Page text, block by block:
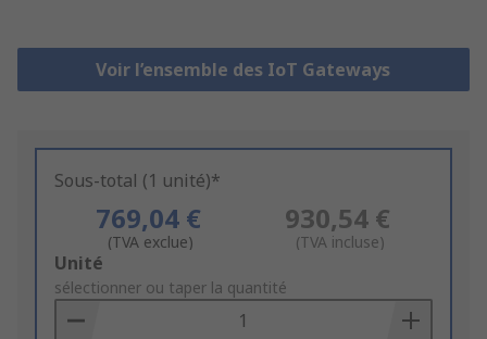
Voir l’ensemble des IoT Gateways
Sous-total (1 unité)*
769,04 €
(TVA exclue)
930,54 €
(TVA incluse)
Add
to
Basket
Unité
sélectionner ou taper la quantité